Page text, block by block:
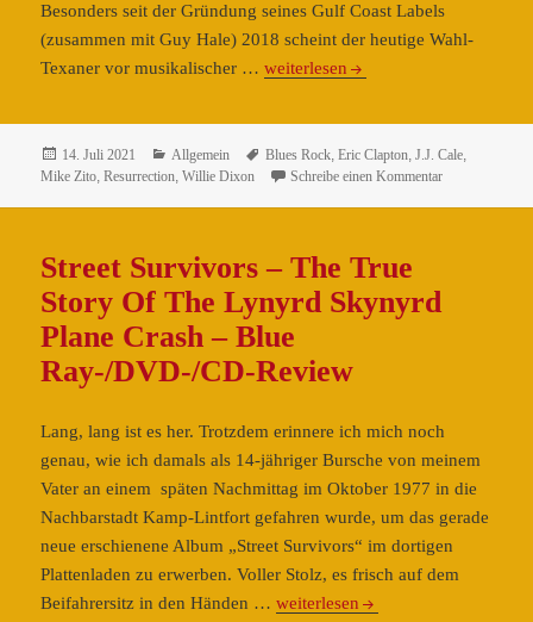
Besonders seit der Gründung seines Gulf Coast Labels
(zusammen mit Guy Hale) 2018 scheint der heutige Wahl-
Texaner vor musikalischer …Mike
–
Resurrection
–
CD-
weiterlesen
Veröffentlicht
am
14. Juli 2021 Kategorien
Allgemein Schlagwörter
Blues Rock,Eric Clapton,J.J. Cale,
Mike Zito,Resurrection,Willie Dixon Schreibe einen Kommentarzu Mike Zito –
Street Survivors – The True
Story Of The Lynyrd Skynyrd
Plane Crash – Blue
Ray-/DVD-/CD-Review
Lang, lang ist es her. Trotzdem erinnere ich mich noch
genau, wie ich damals als 14-jähriger Bursche von meinem
Vater an einem späten Nachmittag im Oktober 1977 in die
Nachbarstadt Kamp-Lintfort gefahren wurde, um das gerade
neue erschienene Album „Street Survivors“ im dortigen
Plattenladen zu erwerben. Voller Stolz, es frisch auf dem
Beifahrersitz in den Händen …Street
weiterlesen